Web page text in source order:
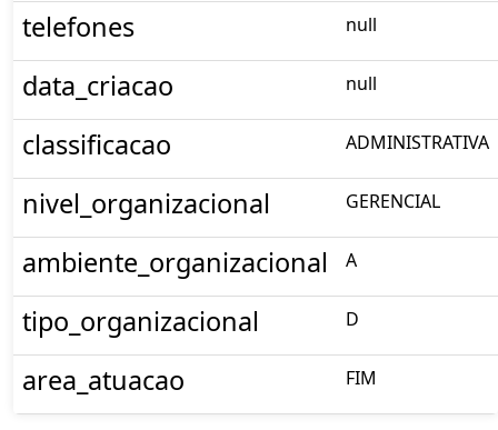
telefones null
data_criacao null
classificacao ADMINISTRATIVA
nivel_organizacional GERENCIAL
ambiente_organizacional A
tipo_organizacional D
area_atuacao FIM